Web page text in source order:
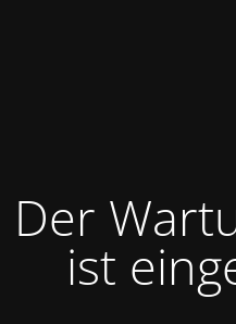
Der
ist